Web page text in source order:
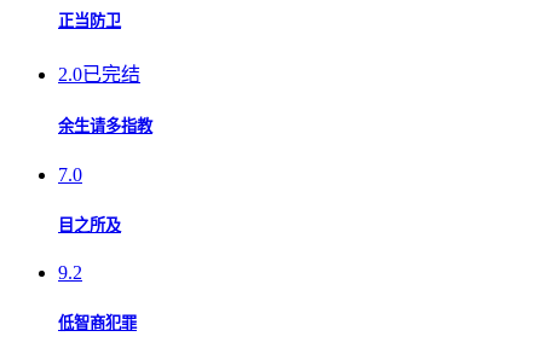
正当防卫
2.0已完结
余生请多指教
7.0
目之所及
9.2
低智商犯罪